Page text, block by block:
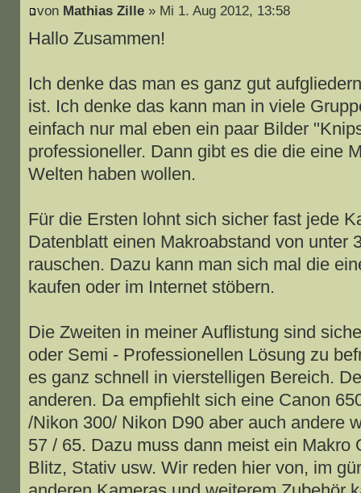
von Mathias Zille» Mi 1. Aug 2012, 13:58
Hallo Zusammen!
Ich denke das man es ganz gut
ist. Ich denke das kann man in viele
einfach nur mal eben ein paar Bilder
professioneller. Dann gibt es die die eine
Welten haben wollen.
Für die Ersten lohnt sich sicher fast jede
Datenblatt einen Makroabstand von unter
rauschen. Dazu kann man sich mal die
kaufen oder im Internet stöbern.
Die Zweiten in meiner Auflistung sind
oder Semi - Professionellen Lösung zu
es ganz schnell in vierstelligen Bereich.
anderen. Da empfiehlt sich eine Canon
/Nikon 300/ Nikon D90 aber auch andere
57 / 65. Dazu muss dann meist ein Makro
Blitz, Stativ usw. Wir reden hier von, im